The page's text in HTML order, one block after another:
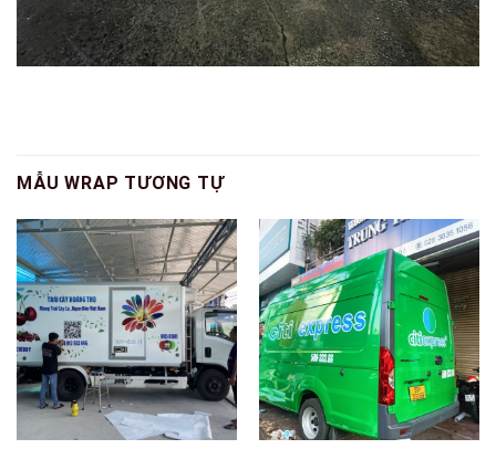
MẪU WRAP TƯƠNG TỰ